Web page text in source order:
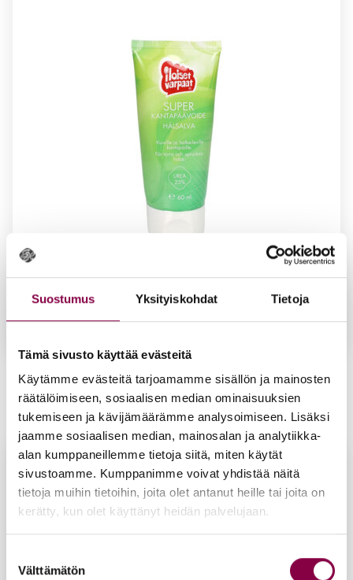
Suostumus Yksityiskohdat Tietoja
Tämä sivusto käyttää evästeitä
Käytämme evästeitä tarjoamamme sisällön ja mainosten
räätälöimiseen, sosiaalisen median ominaisuuksien
tukemiseen ja kävijämäärämme analysoimiseen. Lisäksi
jaamme sosiaalisen median, mainosalan ja analytiikka-
alan kumppaneillemme tietoja siitä, miten käytät
sivustoamme. Kumppanimme voivat yhdistää näitä
tietoja muihin tietoihin, joita olet antanut heille tai joita on
kerätty, kun olet käyttänyt heidän palvelujaan.
valinta
Välttämätön
Iloi­set var­paat Su­per kan­ta­pää­voi­de 60 ml
16,50€
Lisää ostoskoriin